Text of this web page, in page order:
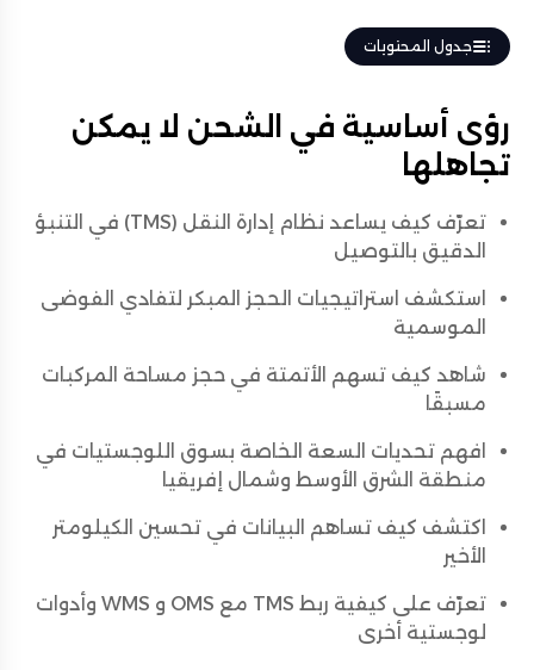
جدول المحتويات
رؤى أساسية في الشحن لا يمكن
تجاهلها
تعرّف كيف يساعد نظام إدارة النقل (TMS) في التنبؤ
الدقيق بالتوصيل
استكشف استراتيجيات الحجز المبكر لتفادي الفوضى
الموسمية
شاهد كيف تسهم الأتمتة في حجز مساحة المركبات
مسبقًا
افهم تحديات السعة الخاصة بسوق اللوجستيات في
منطقة الشرق الأوسط وشمال إفريقيا
اكتشف كيف تساهم البيانات في تحسين الكيلومتر
الأخير
تعرّف على كيفية ربط TMS مع OMS و WMS وأدوات
لوجستية أخرى